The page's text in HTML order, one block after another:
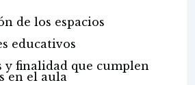
de los espacios
educativos
y finalidad que cumplen
en el aula